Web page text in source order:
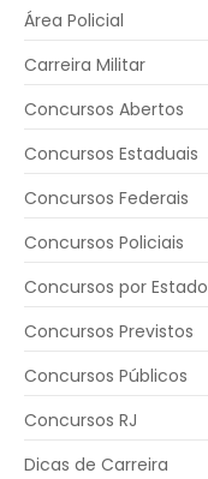
Área Policial
Carreira Militar
Concursos Abertos
Concursos Estaduais
Concursos Federais
Concursos Policiais
Concursos por Estado
Concursos Previstos
Concursos Públicos
Concursos RJ
Dicas de Carreira